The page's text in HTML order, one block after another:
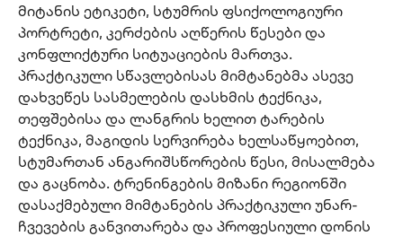
მიტანის ეტიკეტი, სტუმრის ფსიქოლოგიური
პორტრეტი, კერძების აღწერის წესები და
კონფლიქტური სიტუაციების მართვა.
პრაქტიკული სწავლებისას მიმტანებმა ასევე
დახვეწეს სასმელების დასხმის ტექნიკა,
თეფშებისა და ლანგრის ხელით ტარების
ტექნიკა, მაგიდის სერვირება ხელსაწყოებით,
სტუმართან ანგარიშსწორების წესი, მისალმება
და გაცნობა. ტრენინგების მიზანი რეგიონში
დასაქმებული მიმტანების პრაქტიკული უნარ-
ჩვევების განვითარება და პროფესიული დონის